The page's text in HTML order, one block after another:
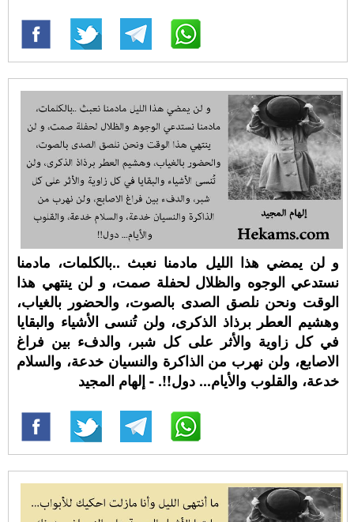
و لن يمضي هذا الليل مادمنا نعبث ..بالكلمات، مادمنا
نستدعي الوجوه والظلال لحفلة صمت، و لن ينتهي هذا
الوقت ونحن نلصق الصدى بالصوت، والحضور بالغياب،
وهشيم العطر برذاذ الذكرى، ولن تُنسى الأشياء والبقايا
في كل زاوية والأثر على كل شبر، والدفء بين فراغ
الاصابع، ولن نهرب من الذاكرة والنسيان خدعة، والسلام
خدعة، والقلوب والأيام... دول!!. - إلهام المجيد